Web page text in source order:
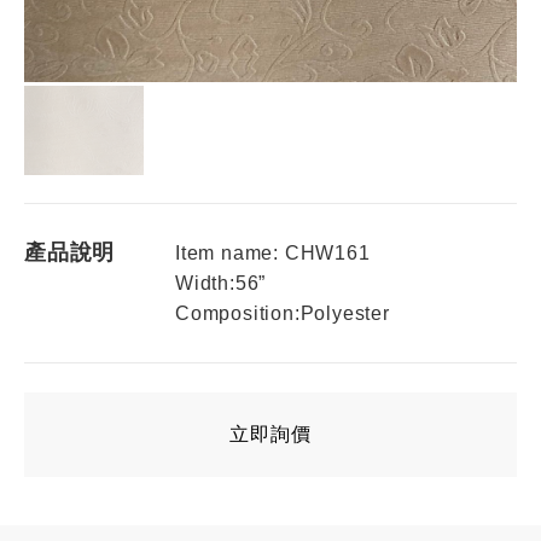
產品說明
Item name: CHW161
Width:56”
Composition:Polyester
立即詢價